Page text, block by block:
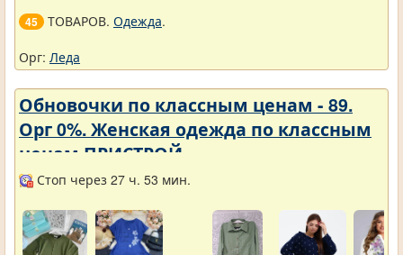
45 ТОВАРОВ. Одежда.
Орг: Леда
Обновочки по классным ценам - 89.
Орг 0%. Женская одежда по классным
ценам ПРИСТРОЙ.
Стоп через 27 ч. 53 мин.